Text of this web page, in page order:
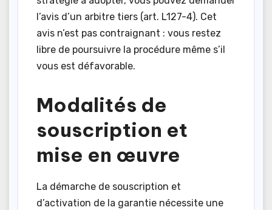
l’avis d’un arbitre tiers (art. L127-4). Cet
avis n’est pas contraignant : vous restez
libre de poursuivre la procédure même s’il
vous est défavorable.
Modalités de
souscription et
mise en œuvre
La démarche de souscription et
d’activation de la garantie nécessite une